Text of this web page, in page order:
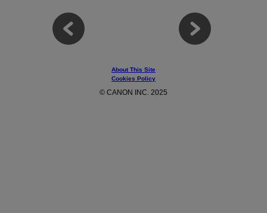
About This Site
Cookies Policy
© CANON INC. 2025